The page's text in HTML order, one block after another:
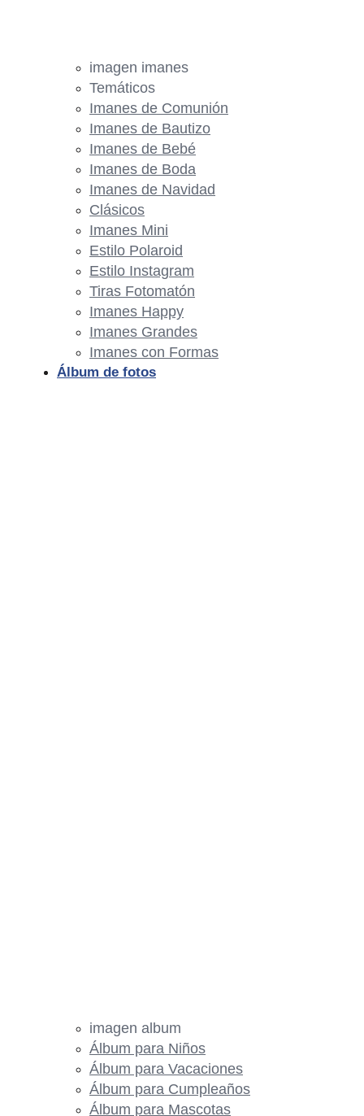
imagen imanes
Temáticos
Imanes de Comunión
Imanes de Bautizo
Imanes de Bebé
Imanes de Boda
Imanes de Navidad
Clásicos
Imanes Mini
Estilo Polaroid
Estilo Instagram
Tiras Fotomatón
Imanes Happy
Imanes Grandes
Imanes con Formas
Álbum de fotos
imagen album
Álbum para Niños
Álbum para Vacaciones
Álbum para Cumpleaños
Álbum para Mascotas